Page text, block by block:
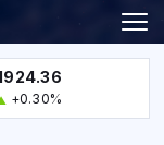
+0.30%